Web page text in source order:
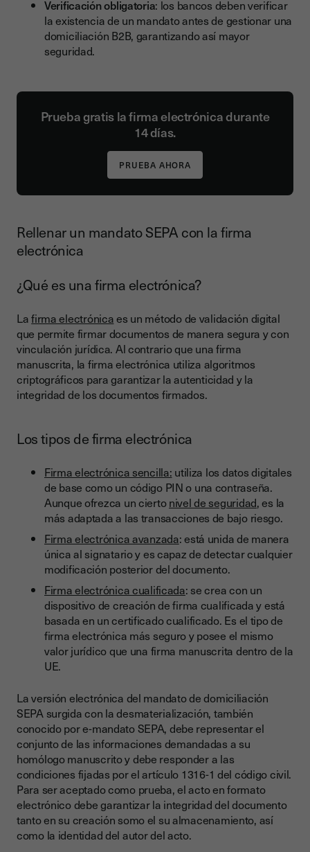
Verificación obligatoria: los bancos deben verificar
la existencia de un mandato antes de gestionar una
domiciliación B2B, garantizando así mayor
seguridad.
Prueba gratis la firma electrónica durante
14 días.
Rellenar un mandato SEPA con la firma
electrónica
¿Qué es una firma electrónica?
Lafirma electrónicaes un método de validación digital
que permite firmar documentos de manera segura y con
vinculación jurídica. Al contrario que una firma
manuscrita, la firma electrónica utiliza algoritmos
criptográficos para garantizar la autenticidad y la
integridad de los documentos firmados.
Los tipos de firma electrónica
Firma electrónica sencilla: utiliza los datos digitales
de base como un código PIN o una contraseña.
Aunque ofrezca un ciertonivel de seguridad, es la
más adaptada a las transacciones de bajo riesgo.
Firma electrónica avanzada: está unida de manera
única al signatario y es capaz de detectar cualquier
modificación posterior del documento.
Firma electrónica cualificada: se crea con un
dispositivo de creación de firma cualificada y está
basada en un certificado cualificado. Es el tipo de
firma electrónica más seguro y posee el mismo
valor jurídico que una firma manuscrita dentro de la
UE.
La versión electrónica del mandato de domiciliación
SEPA surgida con la desmaterialización, también
conocido por e-mandato SEPA, debe representar el
conjunto de las informaciones demandadas a su
homólogo manuscrito y debe responder a las
condiciones fijadas por el artículo 1316-1 del código civil.
Para ser aceptado como prueba, el acto en formato
electrónico debe garantizar la integridad del documento
tanto en su creación somo el su almacenamiento, así
como la identidad del autor del acto.